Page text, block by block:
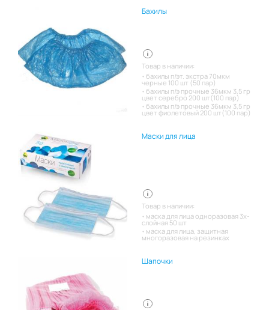
Бахилы
Товар в наличии:
бахилы п/эт. экстра 70мкм
черные 100 шт (50 пар)
бахилы п/э прочные 36мкм 3,5 гр
цвет серебро 200 шт(100 пар)
бахилы п/э прочные 36мкм 3,5 гр
цвет фиолетовый 200 шт(100 пар)
Маски для лица
Товар в наличии:
маска для лица одноразовая 3х-
слойная 50 шт
маска для лица, защитная
многоразовая на резинках
Шапочки